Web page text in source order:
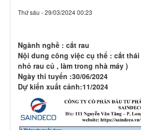
Thứ sáu - 29/03/2024 00:23
Ngành nghề : cắt rau
Nội dung công việc cụ thể : cắt
nhỏ rau củ , làm trong nhà máy )
Ngày thi tuyển :30/06/2024
Dự kiến xuất cảnh:11/2024